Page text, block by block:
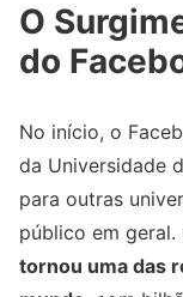
O
do
No início, o
da Universidade
para outras
público em
tornou uma das